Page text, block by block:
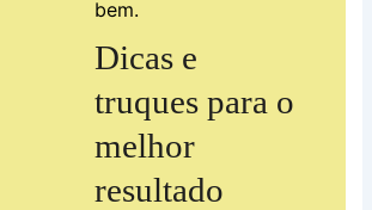
bem.
Dicas e
truques para o
melhor
resultado